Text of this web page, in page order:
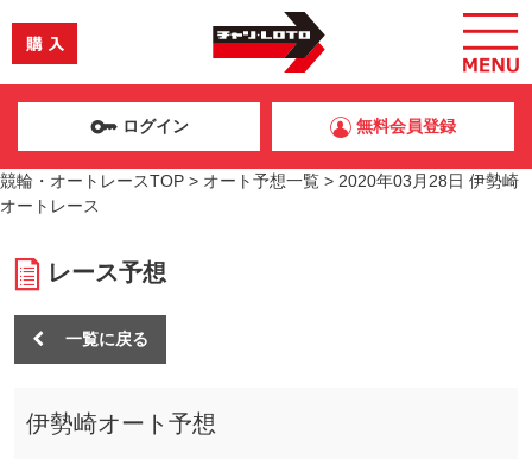
ログイン 無料会員登録
競輪・オートレースTOP > オート予想一覧 > 2020年03月28日 伊勢崎
オートレース
レース予想
一覧に戻る
伊勢崎オート予想